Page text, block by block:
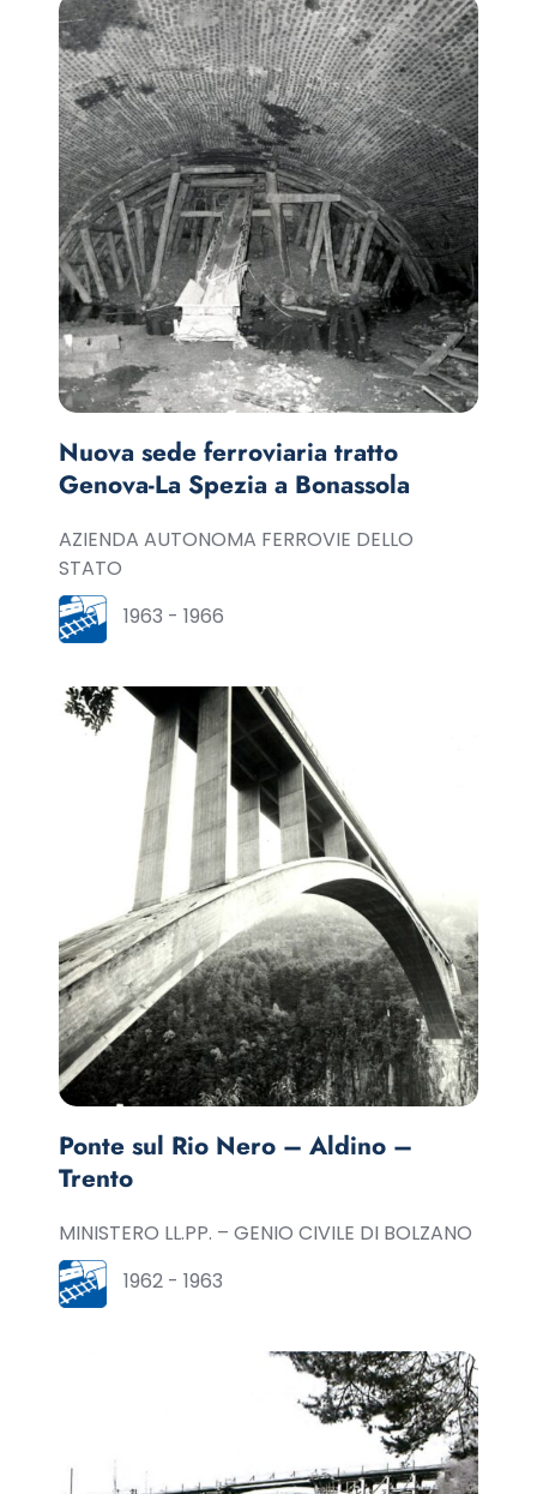
Nuova sede ferroviaria tratto
Genova-La Spezia a Bonassola
AZIENDA AUTONOMA FERROVIE DELLO
STATO
1963 - 1966
Ponte sul Rio Nero – Aldino –
Trento
MINISTERO LL.PP. – GENIO CIVILE DI BOLZANO
1962 - 1963